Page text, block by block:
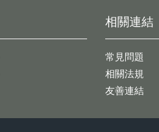
相關連結
常見問題
相關法規
友善連結